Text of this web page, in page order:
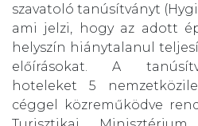
szavatoló tanúsítványt
ami jelzi, hogy az adott
helyszín hiánytalanul
előírásokat. A
hoteleket 5
céggel közreműködve